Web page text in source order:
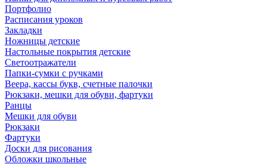
Портфолио
Расписания уроков
Закладки
Ножницы детские
Настольные покрытия детские
Светоотражатели
Папки-сумки с ручками
Веера, кассы букв, счетные палочки
Рюкзаки, мешки для обуви, фартуки
Ранцы
Мешки для обуви
Рюкзаки
Фартуки
Доски для рисования
Обложки школьные